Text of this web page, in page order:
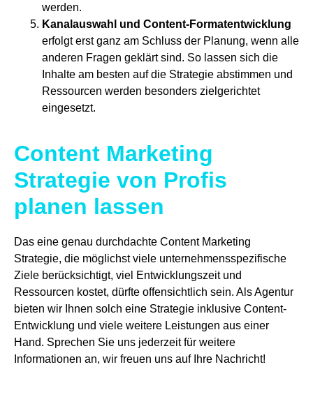
werden.
Kanalauswahl und Content-Formatentwicklung
erfolgt erst ganz am Schluss der Planung, wenn alle
anderen Fragen geklärt sind. So lassen sich die
Inhalte am besten auf die Strategie abstimmen und
Ressourcen werden besonders zielgerichtet
eingesetzt.
Content Marketing
Strategie von Profis
planen lassen
Das eine genau durchdachte Content Marketing
Strategie, die möglichst viele unternehmensspezifische
Ziele berücksichtigt, viel Entwicklungszeit und
Ressourcen kostet, dürfte offensichtlich sein. Als Agentur
bieten wir Ihnen solch eine Strategie inklusive Content-
Entwicklung und viele weitere Leistungen aus einer
Hand. Sprechen Sie uns jederzeit für weitere
Informationen an, wir freuen uns auf Ihre Nachricht!